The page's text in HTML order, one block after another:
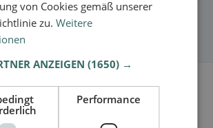
von Cookies gemäß unserer
zu.Weitere
ANZEIGEN(1650) →
Performance